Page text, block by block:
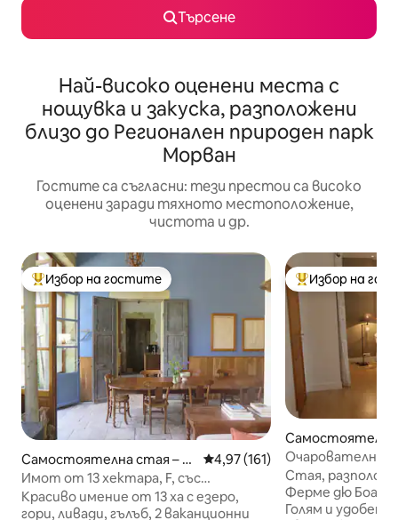
Търсене
Най-високо оценени места с
нощувка и закуска, разположени
близо до Регионален природен парк
Морван
Гостите са съгласни: тези престои са високо
оценени заради тяхното местоположение,
чистота и др.
Най-популярен избор на гостите
Избор на гостите
Самостоятелна стая – Sa
int-Martin-de-Commune
Средна оценка: 4,97 от 5,
4,97 (161)
Имот от 13 хектара, F, със
средновековен замък, близо до Бон
Красиво имение от 13 ха с езеро,
гори, ливади, гълъб, 2 ваканционни
Най-популярен
Избор на
Самостоятелна
vallon
Очарователна
за плуване -
Стая,
Ферме дю Боа -
Голям и удобен,